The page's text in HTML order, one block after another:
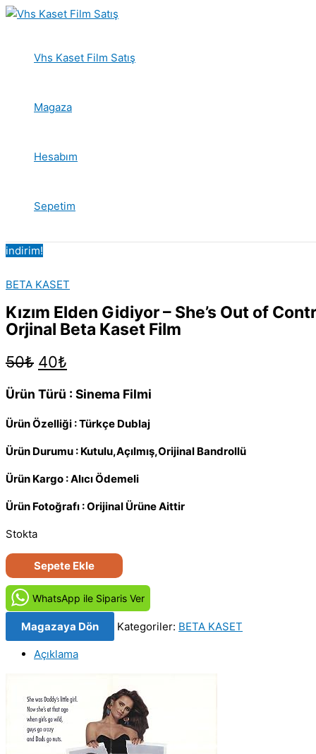
İçeriğe
Vhs Kaset Film Satış
Magaza
Hesabım
Sepetim
indirim!
BETA KASET
Kızım Elden Gidiyor – She’s Out of
Orjinal Beta Kaset Film
50₺ Orijinal
50₺.
40₺
fiyat:
Ürün Türü : Sinema Filmi
Ürün Özelliği : Türkçe Dublaj
Ürün Durumu : Kutulu,Açılmış,Orijinal Bandrollü
Ürün Kargo : Alıcı Ödemeli
Ürün Fotoğrafı : Orijinal Ürüne Aittir
Stokta
Kızım
Elden
Gidiyor
-
She's
Out
(1989)
Orjinal
Beta
Sepete Ekle
WhatsApp ile Siparis Ver
Magazaya Dön Kategoriler: BETA KASET
Açıklama